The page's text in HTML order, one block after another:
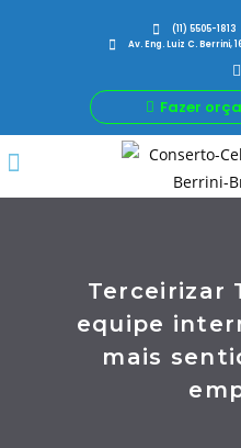
(11) 5505-1813
Av. Eng. Luiz C. Berrini,
Fazer
Terceirizar
equipe
mais